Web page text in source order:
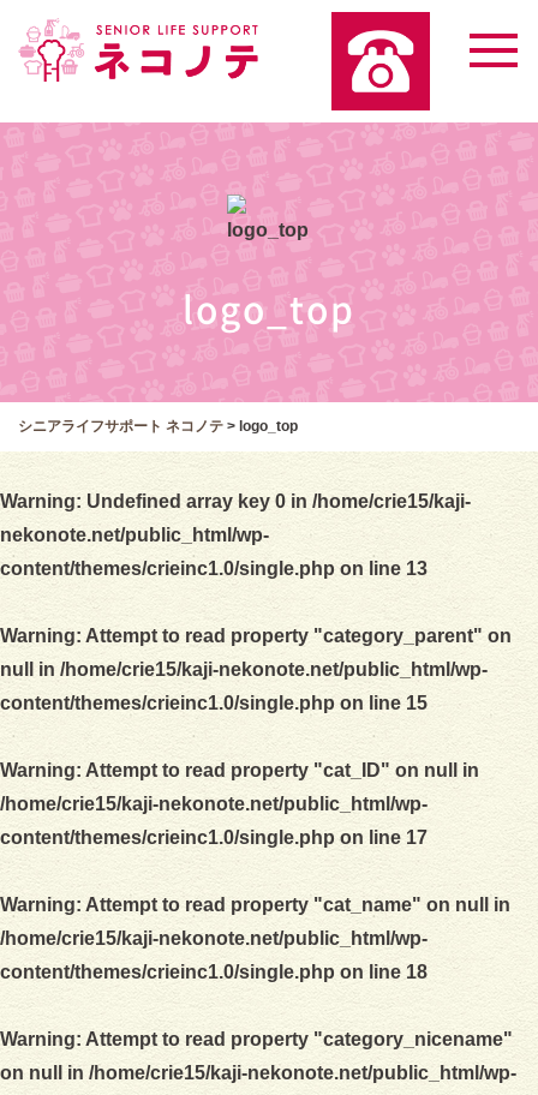
logo_top
シニアライフサポート ネコノテ > logo_top
Warning: Undefined array key 0 in /home/crie15/kaji-
nekonote.net/public_html/wp-
content/themes/crieinc1.0/single.php on line 13
Warning: Attempt to read property "category_parent" on
null in /home/crie15/kaji-nekonote.net/public_html/wp-
content/themes/crieinc1.0/single.php on line 15
Warning: Attempt to read property "cat_ID" on null in
/home/crie15/kaji-nekonote.net/public_html/wp-
content/themes/crieinc1.0/single.phpon line 17
Warning: Attempt to read property "cat_name" on null in
/home/crie15/kaji-nekonote.net/public_html/wp-
content/themes/crieinc1.0/single.php on line 18
Warning: Attempt to read property "category_nicename"
on null in /home/crie15/kaji-nekonote.net/public_html/wp-